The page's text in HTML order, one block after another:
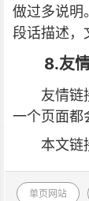
做过多说明
段话描述，
8.友
友情链
一个页面都
本文链
单页网站